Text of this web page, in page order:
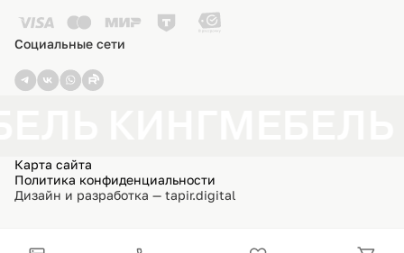
Социальные сети
Карта сайта
Политика конфиденциальности
Дизайн и разработка — tapir.digital